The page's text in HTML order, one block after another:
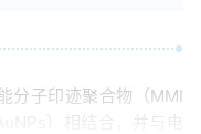
分子印迹聚合物（MMI
）相结合，并与电